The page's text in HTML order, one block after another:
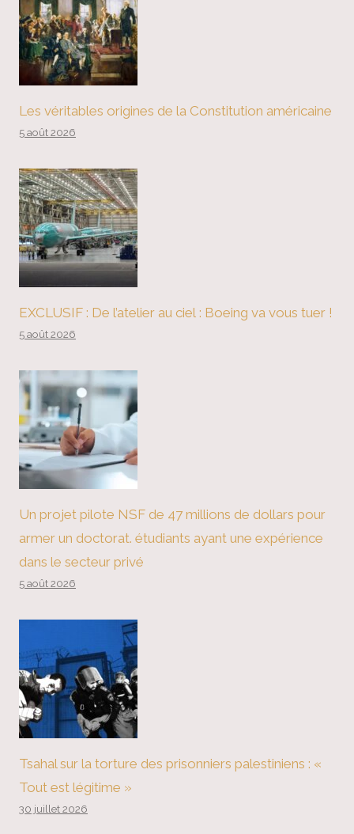
Les véritables origines de la Constitution américaine
5 août 2026
EXCLUSIF : De l’atelier au ciel : Boeing va vous tuer !
5 août 2026
Un projet pilote NSF de 47 millions de dollars pour
armer un doctorat. étudiants ayant une expérience
dans le secteur privé
5 août 2026
Tsahal sur la torture des prisonniers palestiniens : «
Tout est légitime »
30 juillet 2026